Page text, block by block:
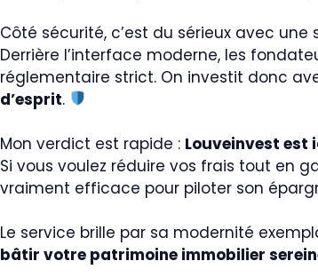
Côté sécurité, c’est du sérieux avec une
Derrière l’interface moderne, les
réglementaire strict. On investit donc
d’esprit.
Mon verdict est rapide : Louveinvest est
Si vous voulez réduire vos frais tout en
vraiment efficace pour piloter son
Le service brille par sa modernité
bâtir votre patrimoine immobilier